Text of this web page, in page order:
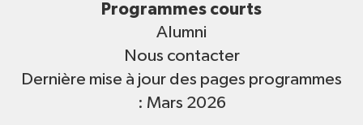
Programmes courts
Alumni
Nous contacter
Dernière mise à jour des pages programmes
: Mars 2026